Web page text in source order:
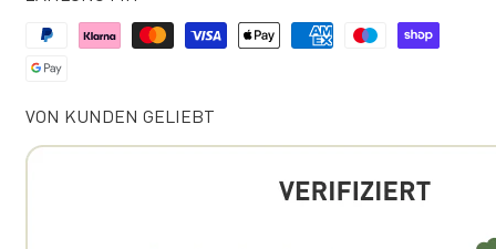
VON KUNDEN GELIEBT